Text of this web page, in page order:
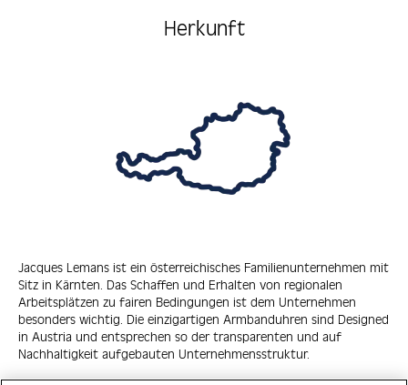
Herkunft
Jacques Lemans ist ein österreichisches Familienunternehmen mit
Sitz in Kärnten. Das Schaffen und Erhalten von regionalen
Arbeitsplätzen zu fairen Bedingungen ist dem Unternehmen
besonders wichtig. Die einzigartigen Armbanduhren sind Designed
in Austria und entsprechen so der transparenten und auf
Nachhaltigkeit aufgebauten Unternehmensstruktur.